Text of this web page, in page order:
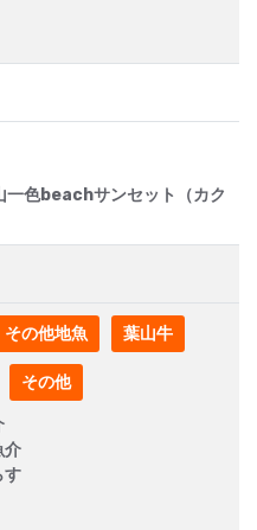
一色beachサンセット（カク
その他地魚 葉山牛
その他
介
す